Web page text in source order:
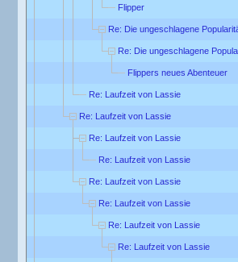
Flipper
Re: Die ungeschlagene
Re: Die ungeschlagene
Flippers neues Abenteuer
Re: Laufzeit von Lassie
Re: Laufzeit von Lassie
Re: Laufzeit von Lassie
Re: Laufzeit von Lassie
Re: Laufzeit von Lassie
Re: Laufzeit von Lassie
Re: Laufzeit von Lassie
Re: Laufzeit von Lassie